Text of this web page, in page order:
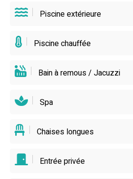
Piscine extérieure
Piscine chauffée
Bain à remous / Jacuzzi
Spa
Chaises longues
Entrée privée